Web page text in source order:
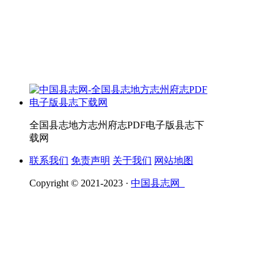
全国县志地方志州府志PDF电子版县志下
载网
联系我们 免责声明 关于我们 网站地图
Copyright © 2021-2023 · 中国县志网